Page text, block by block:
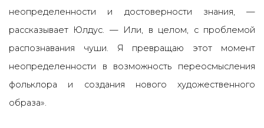
неопределенности и достоверности знания, —
рассказывает Юлдус. — Или, в целом, с проблемой
распознавания чуши. Я превращаю этот момент
неопределенности в возможность переосмысления
фольклора и создания нового художественного
образа».